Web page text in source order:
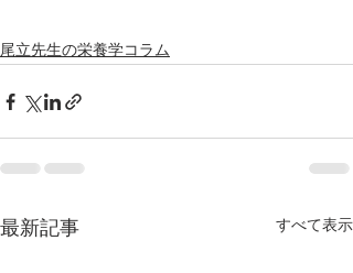
尾立先生の栄養学コラム
最新記事 すべて表示